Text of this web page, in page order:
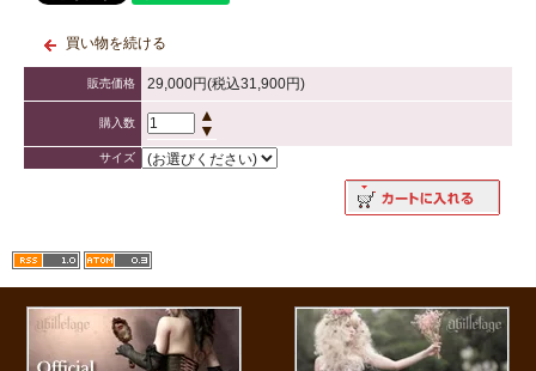
買い物を続ける
販売価格 29,000円(税込31,900円)
購入数
▲
▼
サイズ